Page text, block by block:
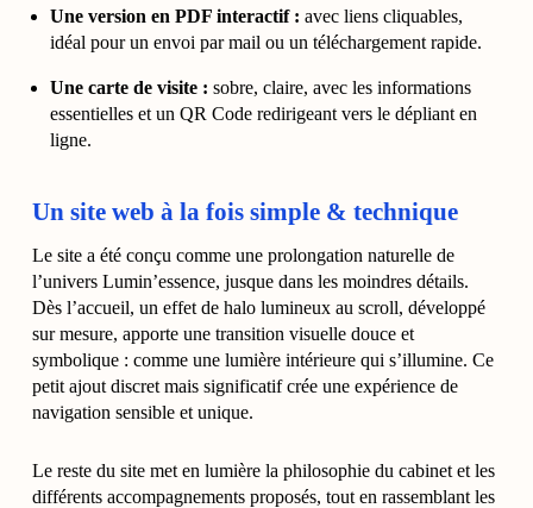
Une version en PDF interactif : avec liens cliquables,
idéal pour un envoi par mail ou un téléchargement rapide.
Une carte de visite : sobre, claire, avec les informations
essentielles et un QR Code redirigeant vers le dépliant en
ligne.
Un site web à la fois simple & technique
Le site a été conçu comme une prolongation naturelle de
l’univers Lumin’essence, jusque dans les moindres détails.
Dès l’accueil, un effet de halo lumineux au scroll, développé
sur mesure, apporte une transition visuelle douce et
symbolique : comme une lumière intérieure qui s’illumine. Ce
petit ajout discret mais significatif crée une expérience de
navigation sensible et unique.
Le reste du site met en lumière la philosophie du cabinet et les
différents accompagnements proposés, tout en rassemblant les